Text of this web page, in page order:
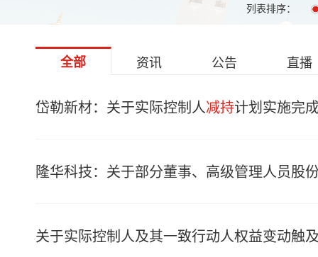
列表排序：
全部 资讯 公告 直播
岱勒新材：关于实际控制人减持计划实施完
隆华科技：关于部分董事、高级管理人员股
关于实际控制人及其一致行动人权益变动触